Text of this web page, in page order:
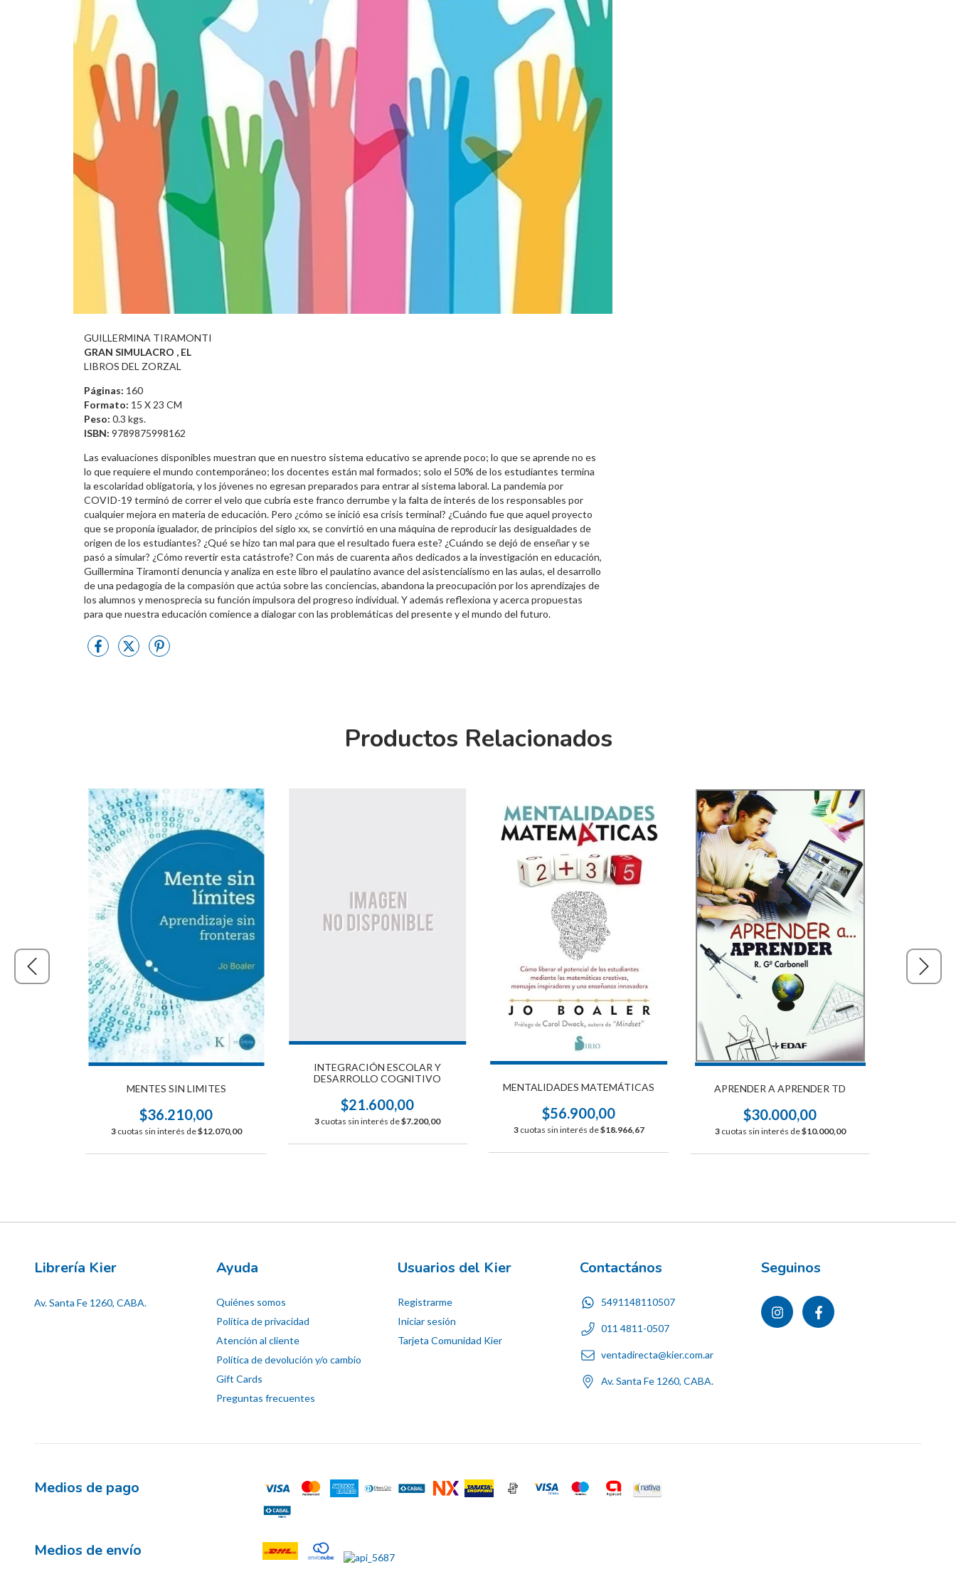
GUILLERMINA TIRAMONTI
GRAN SIMULACRO , EL
LIBROS DEL ZORZAL
Páginas: 160
Formato: 15 X 23 CM
Peso: 0.3 kgs.
ISBN: 9789875998162
Las evaluaciones disponibles muestran que en nuestro sistema educativo se aprende poco; lo que se aprende no es
lo que requiere el mundo contemporáneo; los docentes están mal formados; solo el 50% de los estudiantes termina
la escolaridad obligatoria, y los jóvenes no egresan preparados para entrar al sistema laboral. La pandemia por
COVID-19 terminó de correr el velo que cubría este franco derrumbe y la falta de interés de los responsables por
cualquier mejora en materia de educación. Pero ¿cómo se inició esa crisis terminal? ¿Cuándo fue que aquel proyecto
que se proponía igualador, de principios del siglo xx, se convirtió en una máquina de reproducir las desigualdades de
origen de los estudiantes? ¿Qué se hizo tan mal para que el resultado fuera este? ¿Cuándo se dejó de enseñar y se
pasó a simular? ¿Cómo revertir esta catástrofe? Con más de cuarenta años dedicados a la investigación en educación,
Guillermina Tiramonti denuncia y analiza en este libro el paulatino avance del asistencialismo en las aulas, el desarrollo
de una pedagogía de la compasión que actúa sobre las conciencias, abandona la preocupación por los aprendizajes de
los alumnos y menosprecia su función impulsora del progreso individual. Y además reflexiona y acerca propuestas
para que nuestra educación comience a dialogar con las problemáticas del presente y el mundo del futuro.
Productos Relacionados
MENTES SIN LIMITES
$36.210,00
3 cuotas sin interés de$12.070,00
INTEGRACIÓN ESCOLAR Y
DESARROLLO COGNITIVO
$21.600,00
3 cuotas sin interés de$7.200,00
MENTALIDADES MATEMÁTICAS
$56.900,00
3 cuotas sin interés de$18.966,67
APRENDER A APRENDER TD
$30.000,00
3 cuotas sin interés de$10.000,00
Librería Kier
Av. Santa Fe 1260, CABA.
Ayuda
Quiénes somos
Política de privacidad
Atención al cliente
Política de devolución y/o cambio
Gift Cards
Preguntas frecuentes
Usuarios del Kier
Registrarme
Iniciar sesión
Tarjeta Comunidad Kier
Contactános
5491148110507
011 4811-0507
ventadirecta@kier.com.ar
Av. Santa Fe 1260, CABA.
Seguinos
Medios de pago
Medios de envío